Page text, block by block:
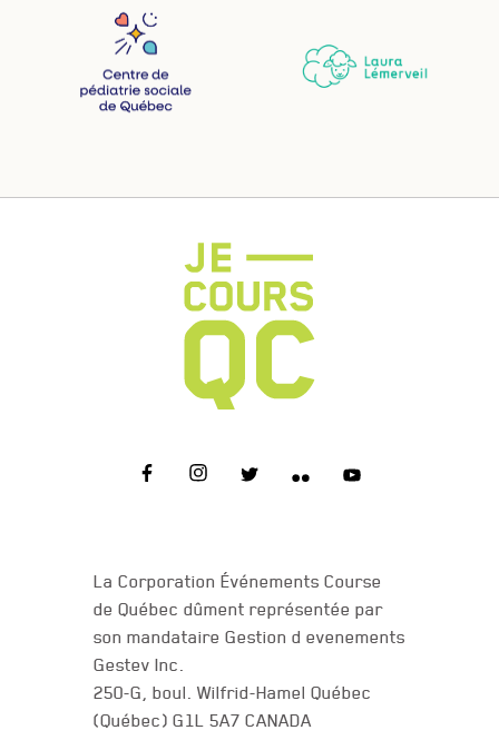
La Corporation Événements Course
de Québec dûment représentée par
son mandataire Gestion d evenements
Gestev Inc.
250-G, boul. Wilfrid-Hamel Québec
(Québec) G1L 5A7 CANADA